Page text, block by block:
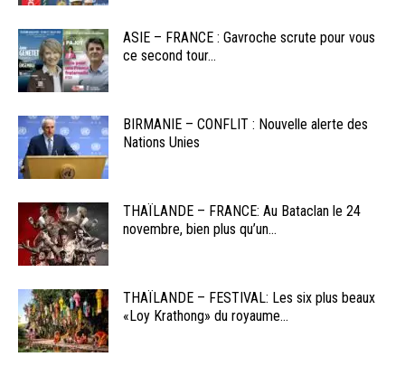
ASIE – FRANCE : Gavroche scrute pour vous
ce second tour...
BIRMANIE – CONFLIT : Nouvelle alerte des
Nations Unies
THAÏLANDE – FRANCE: Au Bataclan le 24
novembre, bien plus qu’un...
THAÏLANDE – FESTIVAL: Les six plus beaux
«Loy Krathong» du royaume...